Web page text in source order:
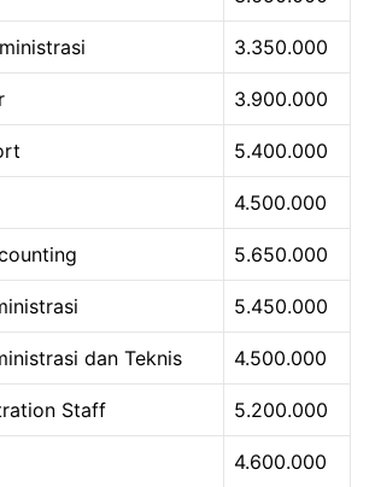
3.350.000
3.900.000
5.400.000
4.500.000
5.650.000
5.450.000
dan Teknis 4.500.000
Staff 5.200.000
4.600.000